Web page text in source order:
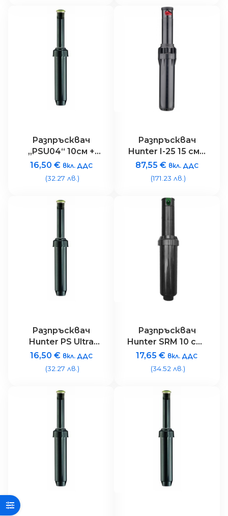
маслинено зелена
гр., червена
Разпръсквач
„PSU04“ 10см +
дюза „MP300360“,
радиус 6.7 – 9.1 м.,
фикс. сектор 360
16,50 € вкл. ДДС
(32.27 лв.)
Разпръсквач
Hunter I-25 15 см –
11.9-21.60 метра
87,55 € вкл. ДДС
(171.23 лв.)
Разпръсквач
Hunter PS Ultra
10см + дюза MP
ROTATOR
16,50 € вкл. ДДС
(32.27 лв.)
Разпръсквач
Hunter SRM 10 см ,
рег. сектор
(40~360 º) радиус
от 4.6 до 9.1 m
17,65€ вкл. ДДС
(34.52 лв.)